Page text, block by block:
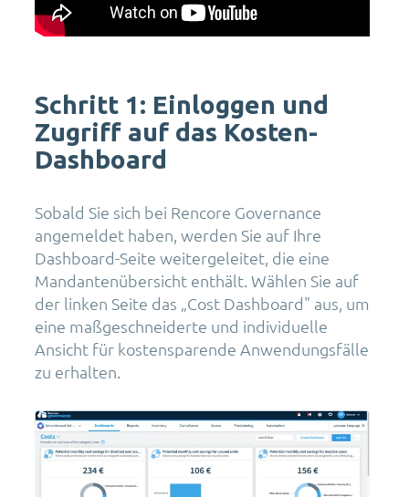
Schritt 1: Einloggen und
Zugriff auf das Kosten-
Dashboard
Sobald Sie sich bei Rencore Governance
angemeldet haben, werden Sie auf Ihre
Dashboard-Seite weitergeleitet, die eine
Mandantenübersicht enthält. Wählen Sie auf
der linken Seite das „Cost Dashboard" aus, um
eine maßgeschneiderte und individuelle
Ansicht für kostensparende Anwendungsfälle
zu erhalten.